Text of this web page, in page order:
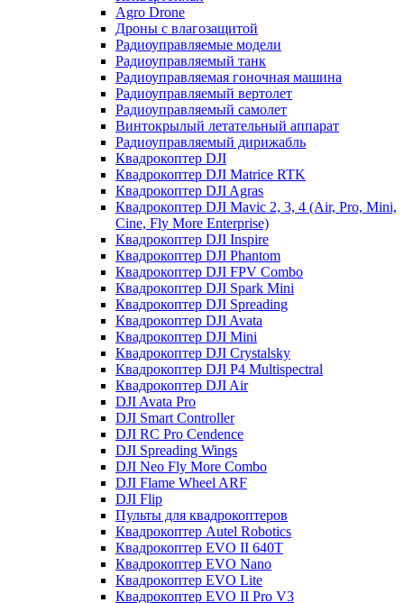
Agro Drone
Дроны с влагозащитой
Радиоуправляемые модели
Радиоуправляемый танк
Радиоуправляемая гоночная машина
Радиоуправляемый вертолет
Радиоуправляемый самолет
Винтокрылый летательный аппарат
Радиоуправляемый дирижабль
Квадрокоптер DJI
Квадрокоптер DJI Matrice RTK
Квадрокоптер DJI Agras
Квадрокоптер DJI Mavic 2, 3, 4 (Air, Pro, Mini,
Cine, Fly More Enterprise)
Квадрокоптер DJI Inspire
Квадрокоптер DJI Phantom
Квадрокоптер DJI FPV Combo
Квадрокоптер DJI Spark Mini
Квадрокоптер DJI Spreading
Квадрокоптер DJI Avata
Квадрокоптер DJI Mini
Квадрокоптер DJI Crystalsky
Квадрокоптер DJI P4 Multispectral
Квадрокоптер DJI Air
DJI Avata Pro
DJI Smart Controller
DJI RC Pro Cendence
DJI Spreading Wings
DJI Neo Fly More Combo
DJI Flame Wheel ARF
DJI Flip
Пульты для квадрокоптеров
Квадрокоптер Autel Robotics
Квадрокоптер EVO II 640T
Квадрокоптер EVO Nano
Квадрокоптер EVO Lite
Квадрокоптер EVO II Pro V3